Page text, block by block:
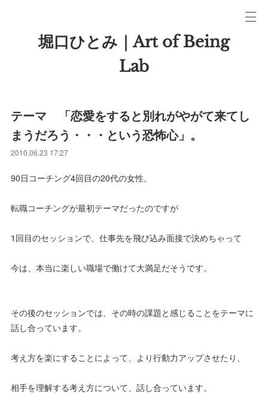
堀口ひとみ｜Art of Being
Lab
テーマ 「恋愛をすると別れがやがて来てし
まうだろう・・・という恐怖心」。
2010.06.23 17:27
90日コーチング4回目の20代の女性。
転職コーチングが最初テーマだったのですが
1回目のセッションで、仕事先を飛び込み面接で決めちゃって
今は、本当に楽しい職場で働けて大満足だそうです。
その後のセッションでは、その時の課題と感じることをテーマに
話し合っています。
考え方を楽にすることによって、より行動力アップさせたり、
相手を理解する考え方について、話し合っています。